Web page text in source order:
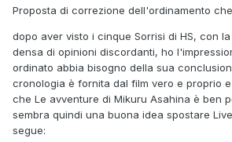
generale)
- ep.8 televisivo della prima stagione (11
cronologico generale; mancano gli ep.4-
- gli Endless Eight (da 12 a 19 dell'ordine
generale; mancano 4-5-6, da 20 a 24 e
- ep.9-12 televisivi della prima stagione
Proposta di correzione dell'ordinamento
dopo aver visto i cinque Sorrisi di HS, con
densa di opinioni discordanti, ho
ordinato abbia bisogno della sua
cronologia è fornita dal film vero e proprio
che Le avventure di Mikuru Asahina è ben
sembra quindi una buona idea spostare
segue: